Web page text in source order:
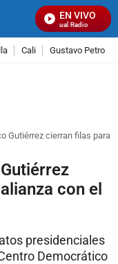
EN VIVO
Señal Visual Radio
Cali Gustavo Petro
Gutiérrez cierran filas para
con el
presidenciales
Democrático